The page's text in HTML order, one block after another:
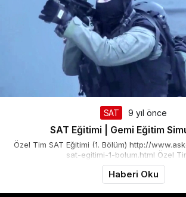
SAT 9 yıl önce
SAT Eğitimi | Gemi Eğitim
Özel Tim SAT Eğitimi (1. Bölüm) http://
sat-egitimi-1-bolum.html Özel
Haberi Oku